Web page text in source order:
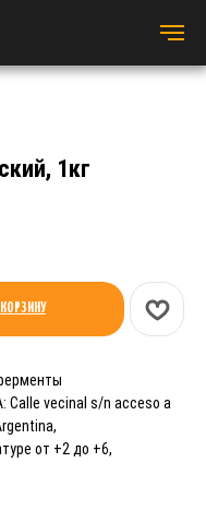
1кг
Calle vecinal s/n acceso a
от +2 до +6,